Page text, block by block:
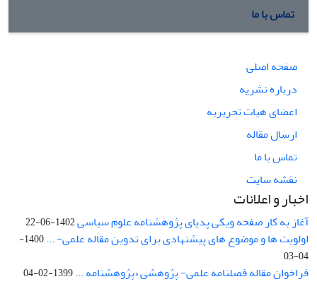
تماس با ما
صفحه اصلی
درباره نشریه
اعضای هیات تحریریه
ارسال مقاله
تماس با ما
نقشه سایت
اخبار و اعلانات
آغاز به کار صفحه ویکی پدیای پژوهشنامه علوم سیاسی1402-06-22
اولویت ها و موضوع های پیشنهادی برای تدوین مقاله علمی- ...
1400-
04-03
فراخوان مقاله فصلنامه علمی- پژوهشی «پژوهشنامه ...1399-02-04